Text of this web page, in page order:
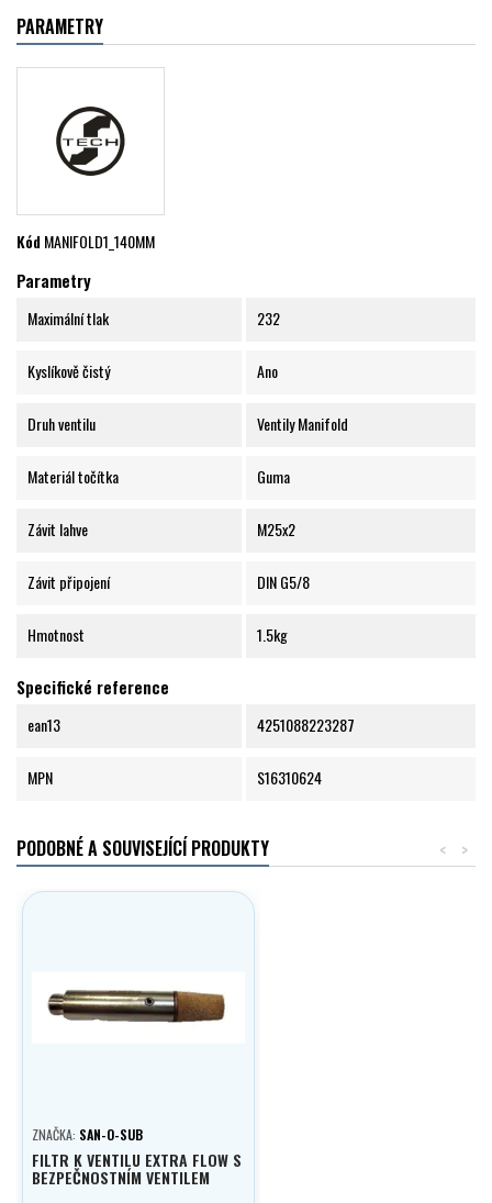
PARAMETRY
KódMANIFOLD1_140MM
Parametry
Maximální tlak 232
Kyslíkově čistý Ano
Druh ventilu Ventily Manifold
Materiál točítka Guma
Závit lahve M25x2
Závit připojení DIN G5/8
Hmotnost 1.5kg
Specifické reference
ean13 4251088223287
MPN S16310624
PODOBNÉ A SOUVISEJÍCÍ PRODUKTY >
<
ZNAČKA: SAN-O-SUB
FILTR K VENTILU EXTRA FLOW S
BEZPEČNOSTNÍM VENTILEM